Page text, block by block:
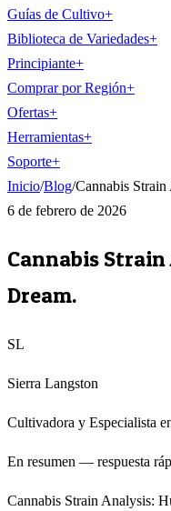
Guías de Cultivo+
Biblioteca de Variedades+
Principiante+
Comprar por Región+
Ofertas+
Herramientas+
Soporte+
Inicio/Blog/Cannabis
6 de febrero de 2026
Cannabis
Dream.
SL
Sierra Langston
Cultivadora y Especialista
En resumen — respuesta
Cannabis Strain Analysis: